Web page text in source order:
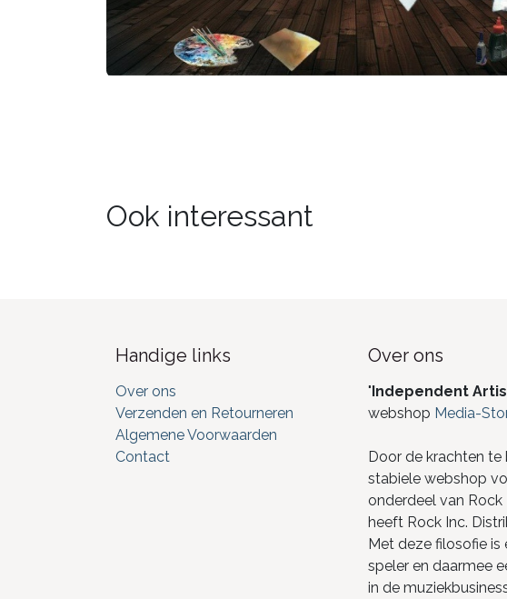
Ook interessant
Handige links
Over ons
Verzenden en Retourneren
Algemene Voorwaarden
Contact
Over ons
"Independent
webshop Media-
Door de krachten
stabiele webshop
onderdeel van Rock
heeft Rock Inc.
Met deze filosofie is
speler en daarmee
in de